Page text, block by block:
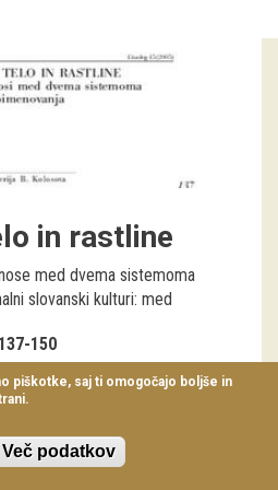
in rastline
med dvema sistemoma
slovanski kulturi: med
137-150
piškotke, saj ti omogočajo boljše in
Več podatkov